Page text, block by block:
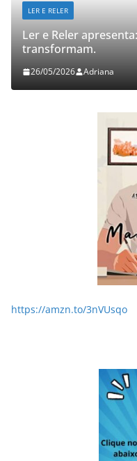
LER E RELER
Ler e Reler
transformam.
26/05/2026 Adriana
https://amzn.to/3nVUsqo